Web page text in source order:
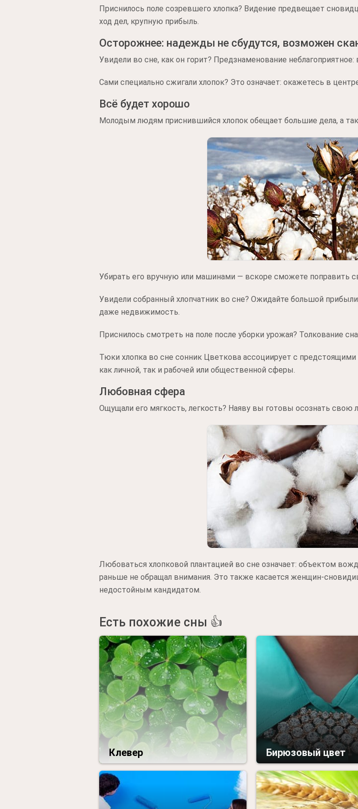
Приснилось поле созревшего хлопка? Видение предвещает
ход дел, крупную прибыль.
Осторожнее: надежды не сбудутся, возможен
Увидели во сне, как он горит? Предзнаменование
Сами специально сжигали хлопок? Это означает: окажетесь в
Всё будет хорошо
Молодым людям приснившийся хлопок обещает большие дела, а
Убирать его вручную или машинами — вскоре сможете поправить
Увидели собранный хлопчатник во сне? Ожидайте большой
даже недвижимость.
Приснилось смотреть на поле после уборки урожая? Толкование
Тюки хлопка во сне сонник Цветкова ассоциирует с
как личной, так и рабочей или общественной сферы.
Любовная сфера
Ощущали его мягкость, легкость? Наяву вы готовы осознать свою
Любоваться хлопковой плантацией во сне означает: объектом
раньше не обращал внимания. Это также касается женщин-
недостойным кандидатом.
Есть похожие сны 👍
Клевер Бирюзовый цвет